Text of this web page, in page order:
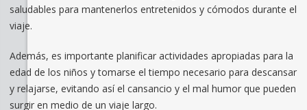
saludables para mantenerlos entretenidos y cómodos durante el
viaje.
Además, es importante planificar actividades apropiadas para la
edad de los niños y tomarse el tiempo necesario para descansar
y relajarse, evitando así el cansancio y el mal humor que pueden
surgir en medio de un viaje largo.